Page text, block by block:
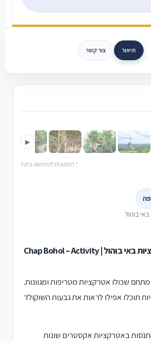
תיאור צור קשר
▶
* התמונות להמחשה בלבד
בוהול
יום שכולו אטרקציות באי בוהול | Chap Bohol – Activity
שכולו אטרקציות מטריפות ומגוונות.
תוכלו אפילו לראות את גבעות השוקולד
באטרקציות אקסטרים שונות